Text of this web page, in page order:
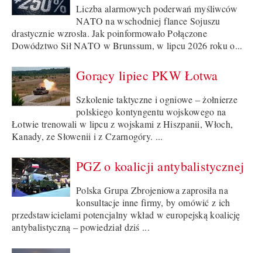
Liczba alarmowych poderwań myśliwców
NATO na wschodniej flance Sojuszu
drastycznie wzrosła. Jak poinformowało Połączone
Dowództwo Sił NATO w Brunssum, w lipcu 2026 roku o...
Gorący lipiec PKW Łotwa
Szkolenie taktyczne i ogniowe – żołnierze
polskiego kontyngentu wojskowego na
Łotwie trenowali w lipcu z wojskami z Hiszpanii, Włoch,
Kanady, ze Słowenii i z Czarnogóry. ...
PGZ o koalicji antybalistycznej
Polska Grupa Zbrojeniowa zaprosiła na
konsultacje inne firmy, by omówić z ich
przedstawicielami potencjalny wkład w europejską koalicję
antybalistyczną – powiedział dziś ...